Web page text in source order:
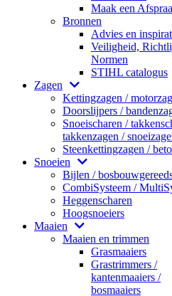
Maak een
Bronnen
Advies en
Veiligheid,
Normen
STIHL catalogus
Zagen
Kettingzagen /
Doorslijpers /
Snoeischaren /
takkenzagen /
Steenkettingzagen /
Snoeien
Bijlen /
CombiSysteem /
Heggenscharen
Hoogsnoeiers
Maaien
Maaien en trimmen
Grasmaaiers
Grastrimmers /
kantenmaaiers /
bosmaaiers